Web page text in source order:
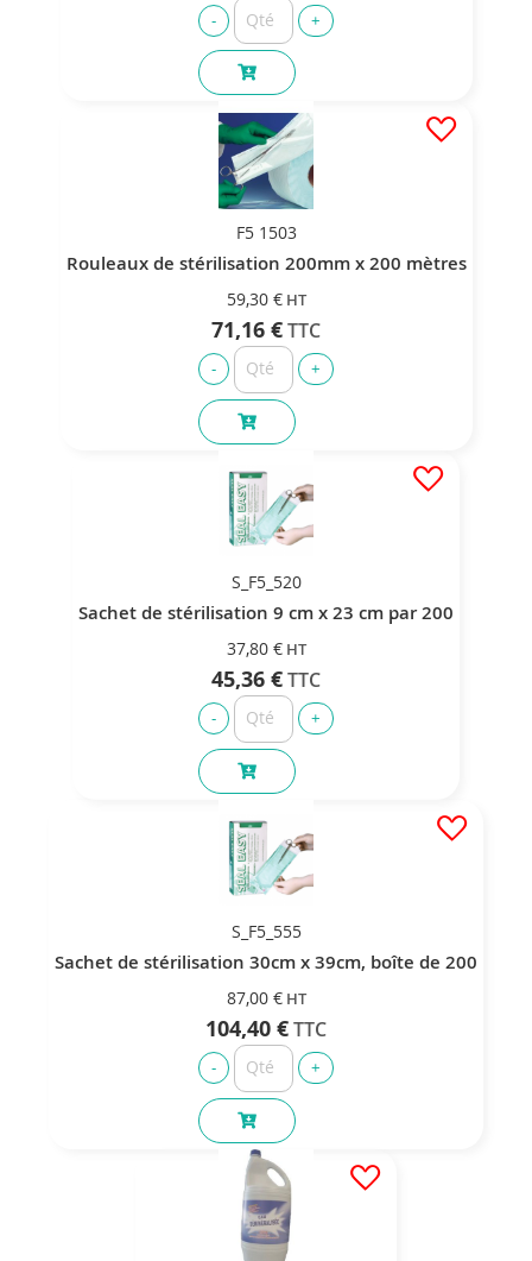
F5 1503
Rouleaux de stérilisation 200mm x 200 mètres
59,30 €
71,16 €
S_F5_520
Sachet de stérilisation 9 cm x 23 cm par 200
37,80 €
45,36 €
S_F5_555
Sachet de stérilisation 30cm x 39cm, boîte de 200
87,00 €
104,40 €